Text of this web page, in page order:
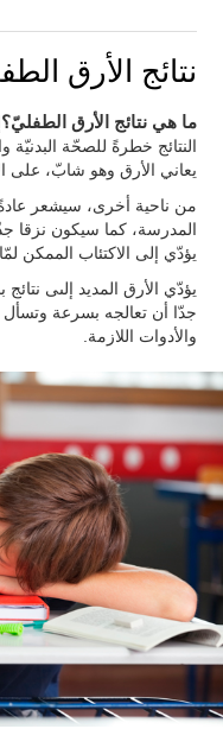
نتائج الأرق
ما هي نتائج الأرق الطفليّ؟
النتائج خطرةً للصحّة
يعاني الأرق وهو شابّ، على
من ناحية أخرى، سيشعر
المدرسة، كما سيكون نزقا
يؤدّي إلى الاكتئاب الممكن
يؤدّي الأرق المديد إلىى
جدّا أن تعالجه بسرعة
والأدوات اللازمة.